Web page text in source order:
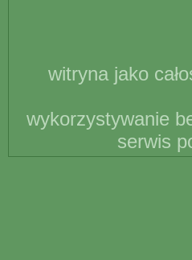
witryna jako
wykorzystywanie
serwis